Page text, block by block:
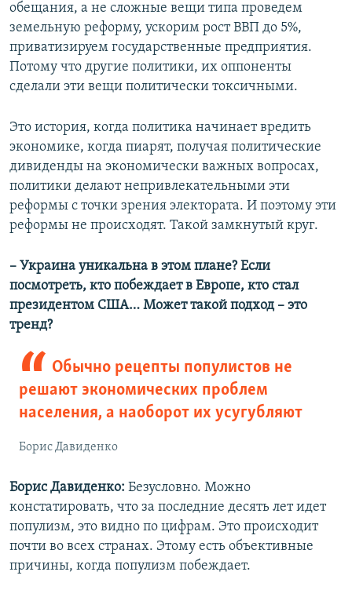
обещания, а не сложные вещи типа проведем
земельную реформу, ускорим рост ВВП до 5%,
приватизируем государственные предприятия.
Потому что другие политики, их оппоненты
сделали эти вещи политически токсичными.
Это история, когда политика начинает вредить
экономике, когда пиарят, получая политические
дивиденды на экономически важных вопросах,
политики делают непривлекательными эти
реформы с точки зрения электората. И поэтому эти
реформы не происходят. Такой замкнутый круг.
– Украина уникальна в этом плане? Если
посмотреть, кто побеждает в Европе, кто стал
президентом США… Может такой подход – это
тренд?
Обычно рецепты популистов не
решают экономических проблем
населения, а наоборот их усугубляют
Борис Давиденко
Борис Давиденко: Безусловно. Можно
констатировать, что за последние десять лет идет
популизм, это видно по цифрам. Это происходит
почти во всех странах. Этому есть объективные
причины, когда популизм побеждает.